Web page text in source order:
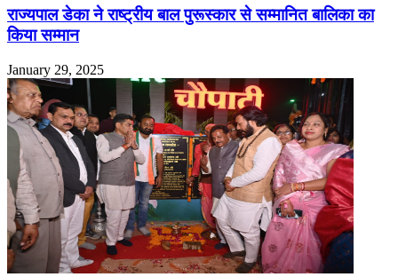
राज्यपाल डेका ने राष्ट्रीय बाल पुरूस्कार से सम्मानित बालिका का
किया सम्मान
January 29, 2025